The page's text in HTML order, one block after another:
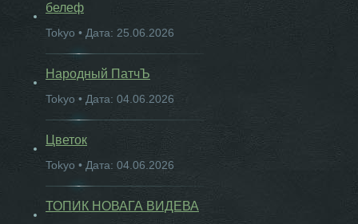
белеф
Tokyo • Дата: 25.06.2026
Народный ПатчЪ
Tokyo • Дата: 04.06.2026
Цветок
Tokyo • Дата: 04.06.2026
ТОПИК НОВАГА ВИДЕВА